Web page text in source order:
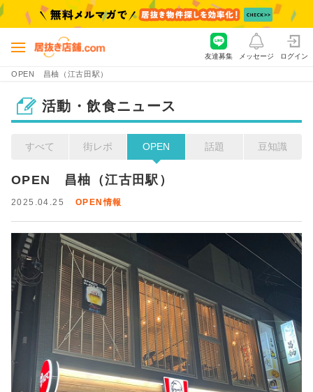
OPEN 昌柚（江古田駅）
友達募集 メッセージ ログイン
活動・飲食ニュース
すべて 街レポ OPEN 話題 豆知識
OPEN　昌柚（江古田駅）
2025.04.25 OPEN情報